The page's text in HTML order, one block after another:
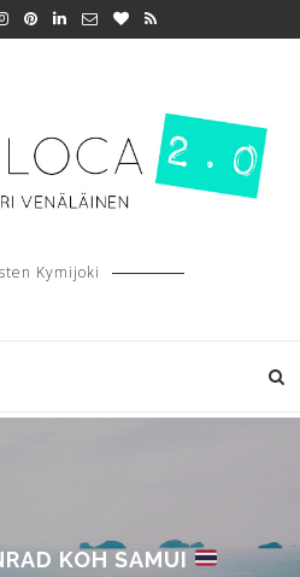
Kymijoki
KOH SAMUI